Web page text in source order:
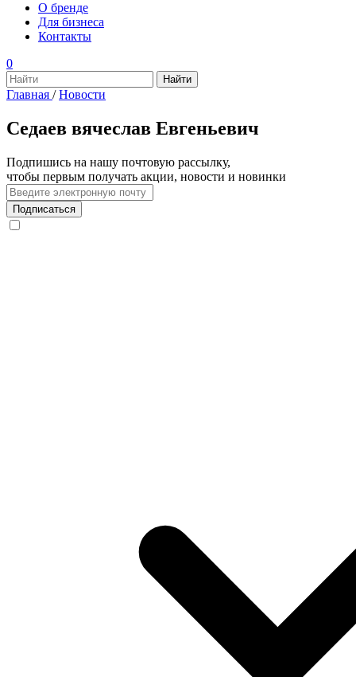
О бренде
Для бизнеса
Контакты
0
Главная / Новости
Седаев вячеслав Евгеньевич
Подпишись на нашу почтовую рассылку,
чтобы первым получать акции, новости и новинки
Подписаться